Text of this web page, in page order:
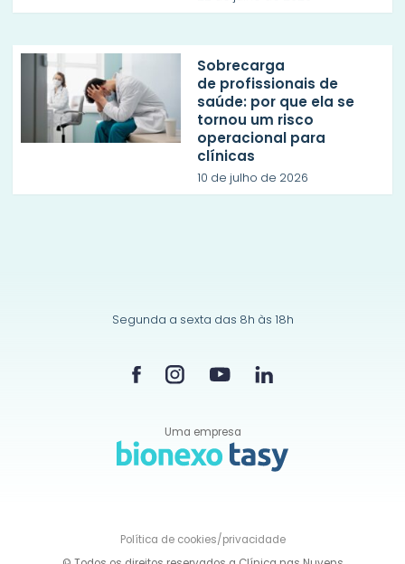
Sobrecarga
de profissionais de
saúde: por que ela se
tornou um risco
operacional para
clínicas
10 de julho de 2026
Segunda a sexta das 8h às 18h
Uma empresa
Política decookies/privacidade